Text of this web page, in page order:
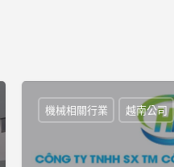
機械相關行業 越南公司